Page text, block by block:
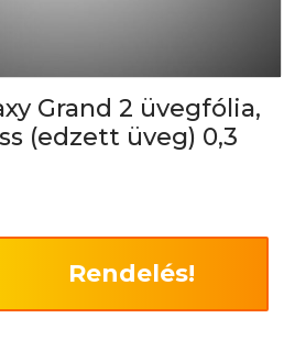
Grand 2 üvegfólia,
(edzett üveg) 0,3
Rendelés!